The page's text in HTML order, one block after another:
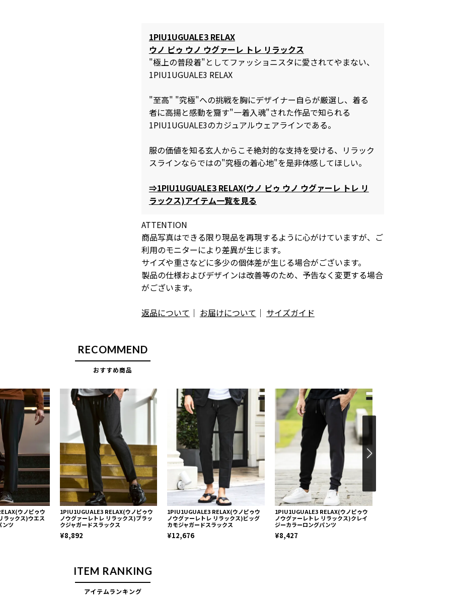
1PIU1UGUALE3 RELAX
ウノ ピゥ ウノ ウグァーレ トレ リラックス
"極上の普段着"としてファッショニスタに愛されてやまない、
1PIU1UGUALE3 RELAX
"至高" "究極"への挑戦を胸にデザイナー自らが厳選し、着る
者に高揚と感動を齎す"一着入魂"された作品で知られる
1PIU1UGUALE3のカジュアルウェアラインである。
服の価値を知る玄人からこそ絶対的な支持を受ける、リラック
スラインならではの"究極の着心地"を是非体感してほしい。
⇒1PIU1UGUALE3 RELAX(ウノ ピゥ ウノ ウグァーレ トレ リ
ラックス)アイテム一覧を見る
ATTENTION
商品写真はできる限り現品を再現するように心がけていますが、ご
利用のモニターにより差異が生じます。
サイズや重さなどに多少の個体差が生じる場合がございます。
製品の仕様およびデザインは改善等のため、予告なく変更する場合
がございます。
返品について ｜ お届けについて ｜ サイズガイド
RECOMMEND
おすすめ商品
ウノピゥウ
ラックス)ウエス
ンツ
1PIU1UGUALE3 RELAX(ウノピゥウ
ノウグァーレトレ リラックス)ブラッ
クジャガードスラックス
¥8,892
1PIU1UGUALE3 RELAX(ウノピゥウ
ノウグァーレトレ リラックス)ビッグ
カモジャガードスラックス
¥12,676
1PIU1UGUALE3 RELAX(ウノピゥウ
ノウグァーレトレ リラックス)クレイ
ジーカラーロングパンツ
¥8,427
ITEM RANKING
アイテムランキング